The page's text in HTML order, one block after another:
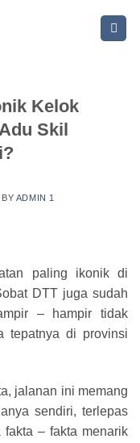
Kelok
Skil
BY ADMIN 1
paling ikonik di
DTT juga sudah
– hampir tidak
tepatnya di provinsi
jalanan ini memang
sendiri, terlepas
– fakta menarik